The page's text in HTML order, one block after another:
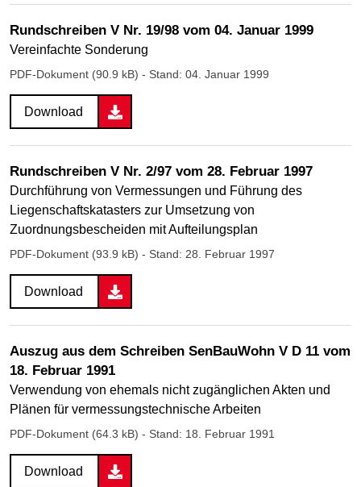
Rundschreiben V Nr. 19/98 vom 04. Januar 1999
Vereinfachte Sonderung
PDF-Dokument (90.9 kB) - Stand: 04. Januar 1999
Download
Rundschreiben V Nr. 2/97 vom 28. Februar 1997
Durchführung von Vermessungen und Führung des
Liegenschaftskatasters zur Umsetzung von
Zuordnungsbescheiden mit Aufteilungsplan
PDF-Dokument (93.9 kB) - Stand: 28. Februar 1997
Download
Auszug aus dem Schreiben SenBauWohn V D 11 vom
18. Februar 1991
Verwendung von ehemals nicht zugänglichen Akten und
Plänen für vermessungstechnische Arbeiten
PDF-Dokument (64.3 kB) - Stand: 18. Februar 1991
Download